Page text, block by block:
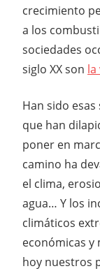
crecimiento
a los
sociedades
siglo XX son la
Han sido
que han
poner en
camino ha
el clima,
agua… Y los
climáticos
económicas y
hoy nuestros